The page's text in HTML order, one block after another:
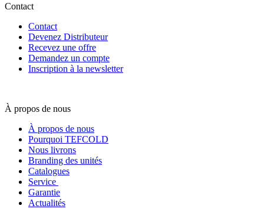
Contact
Contact
Devenez Distributeur
Recevez une offre
Demandez un compte
Inscription à la newsletter
À propos de nous
À propos de nous
Pourquoi TEFCOLD
Nous livrons
Branding des unités
Catalogues
Service
Garantie
Actualités